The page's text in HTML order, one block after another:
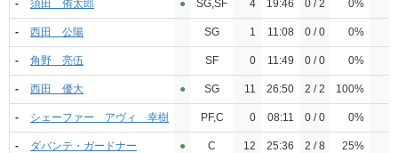
- 須田 侑太郎 ●︎ SG,SF 4 19:46 0 / 2 0%
- 西田 公陽 SG 1 11:08 0 / 0 0%
- 角野 亮伍 SF 0 11:49 0 / 0 0%
- 西田 優大 ●︎ SG 11 26:50 2 / 2 100%
- シェーファー アヴィ 幸樹 PF,C 0 08:11 0 / 0 0%
- ダバンテ・ガードナー ●︎ C 12 25:36 2 / 8 25%